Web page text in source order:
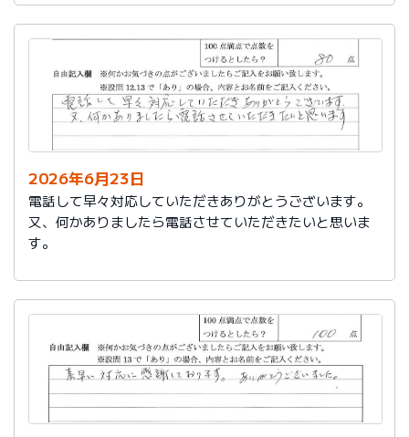
集長さんにもよろしく…
2026年6月23日
電話して早々対応していただきありがとうございます。
又、何かありましたら電話させていただきたいと思いま
す。